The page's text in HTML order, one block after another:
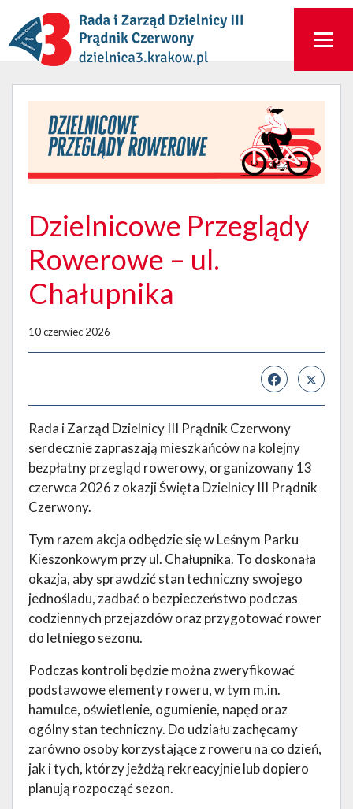
Dzielnicowe Przeglądy
Rowerowe – ul.
Chałupnika
10 czerwiec 2026
Rada i Zarząd Dzielnicy III Prądnik Czerwony
serdecznie zapraszają mieszkańców na kolejny
bezpłatny przegląd rowerowy, organizowany 13
czerwca 2026 z okazji Święta Dzielnicy III Prądnik
Czerwony.
Tym razem akcja odbędzie się w Leśnym Parku
Kieszonkowym przy ul. Chałupnika. To doskonała
okazja, aby sprawdzić stan techniczny swojego
jednośladu, zadbać o bezpieczeństwo podczas
codziennych przejazdów oraz przygotować rower
do letniego sezonu.
Podczas kontroli będzie można zweryfikować
podstawowe elementy roweru, w tym m.in.
hamulce, oświetlenie, ogumienie, napęd oraz
ogólny stan techniczny. Do udziału zachęcamy
zarówno osoby korzystające z roweru na co dzień,
jak i tych, którzy jeżdżą rekreacyjnie lub dopiero
planują rozpocząć sezon.